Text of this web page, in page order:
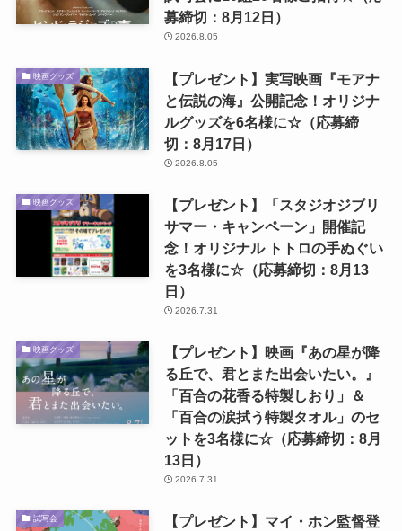
募締切：8月12日）
2026.8.05
映画グッズ
【プレゼント】実写映画『モアナ
と伝説の海』公開記念！オリジナ
ルグッズを6名様に☆（応募締
切：8月17日）
2026.8.05
映画グッズ
【プレゼント】「スタジオジブリ
サマー・キャンペーン」開催記
念！オリジナル トトロの手ぬぐい
を3名様に☆（応募締切：8月13
日）
2026.7.31
映画グッズ
【プレゼント】映画『あの星が降
る丘で、君とまた出会いたい。』
「百合の花香る特製しおり」＆
「百合の涙拭う特製タオル」のセ
ットを3名様に☆（応募締切：8月
13日）
2026.7.31
試写会
【プレゼント】マイ・ホン監督登